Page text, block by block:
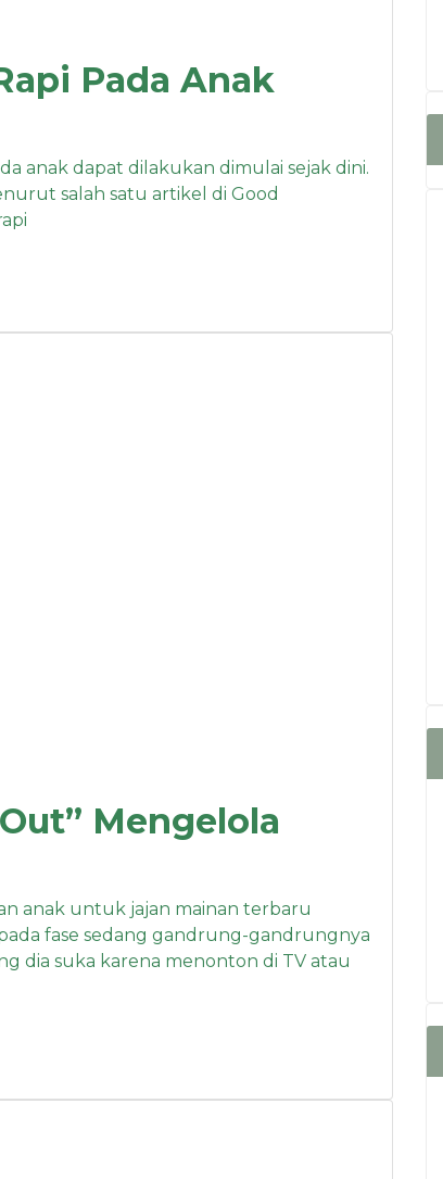
Pada Anak
anak dapat dilakukan dimulai sejak dini.
salah satu artikel di Good
Mengelola
anak untuk jajan mainan terbaru
fase sedang gandrung-gandrungnya
dia suka karena menonton di TV atau